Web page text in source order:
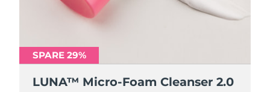
SPARE 29%
LUNA™ Micro-Foam Cleanser 2.0
SPARE 29%
LUNA™ Micro-Foam Cleanser 2.0